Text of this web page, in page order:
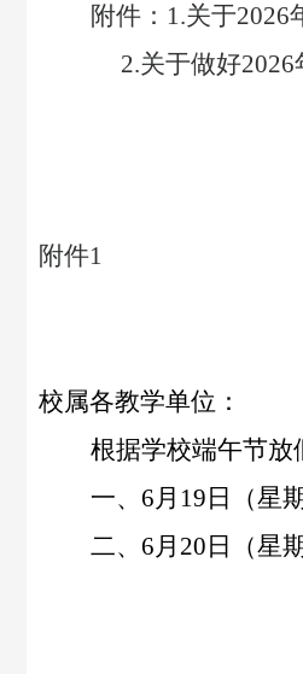
附件： 1.关于2026
2.关于做好
附件1
校属各教学单位：
根据学校端午节放
一、 6月19日（星
二、 6月20日（星